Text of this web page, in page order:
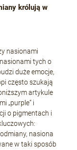
królują w
nasionami
tych o
duże emocje,
często szukają
artykule
„purple” i
o pigmentach i
nasiona
w taki sposób